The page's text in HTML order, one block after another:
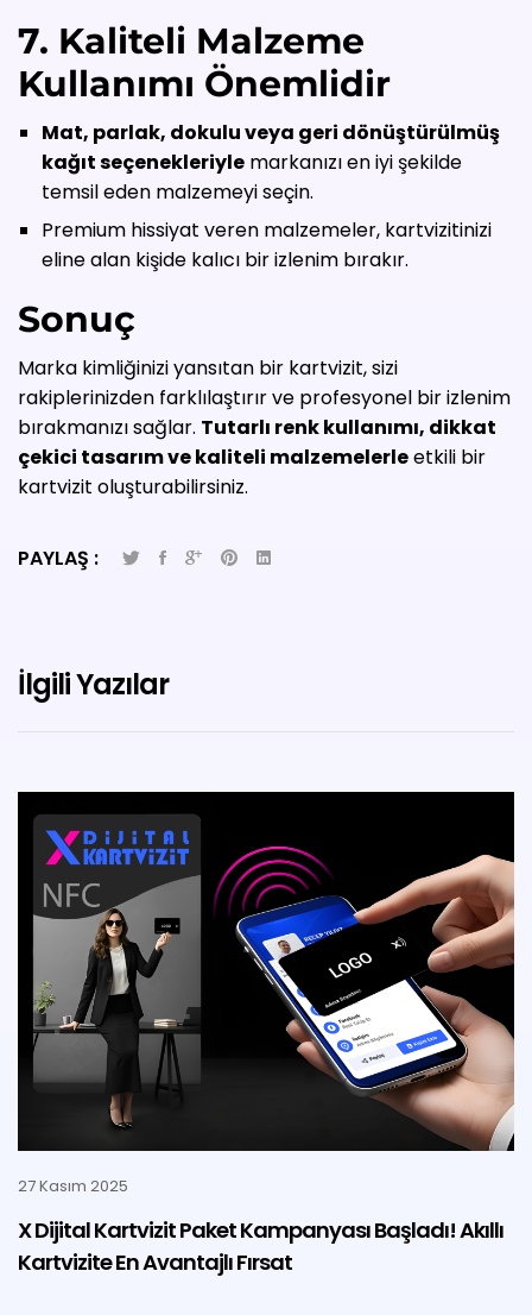
7. Kaliteli Malzeme
Kullanımı Önemlidir
Mat, parlak, dokulu veya geri dönüştürülmüş
kağıt seçenekleriyle markanızı en iyi şekilde
temsil eden malzemeyi seçin.
Premium hissiyat veren malzemeler, kartvizitinizi
eline alan kişide kalıcı bir izlenim bırakır.
Sonuç
Marka kimliğinizi yansıtan bir kartvizit, sizi
rakiplerinizden farklılaştırır ve profesyonel bir izlenim
bırakmanızı sağlar. Tutarlı renk kullanımı, dikkat
çekici tasarım ve kaliteli malzemelerleetkili bir
kartvizit oluşturabilirsiniz.
PAYLAŞ :
İlgili Yazılar
27 Kasım 2025
X Dijital Kartvizit Paket Kampanyası Başladı! Akıllı
Kartvizite En Avantajlı Fırsat